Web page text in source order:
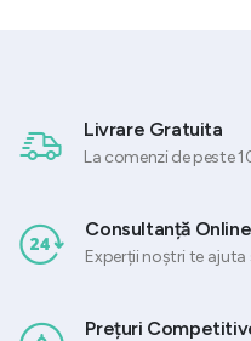
Livrare Gratuita
La comenzi de peste
Consultanță Online
Experții noștri te
Prețuri